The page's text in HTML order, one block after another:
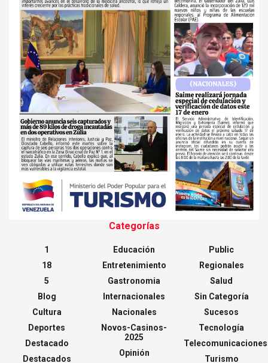
Categorías
1
18
5
Blog
Cultura
Deportes
Destacado
Destacados
Educación
Entretenimiento
Gastronomia
Internacionales
Nacionales
Novos-Casinos-
2025
Opinión
Public
Regionales
Salud
Sin Categoría
Sucesos
Tecnología
Telecomunicaciones
Turismo